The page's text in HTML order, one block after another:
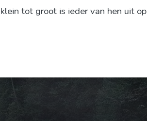
tot groot is ieder van hen uit op